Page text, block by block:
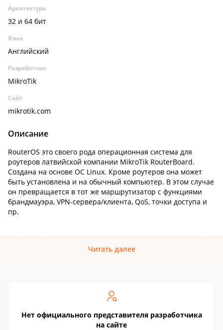
Архитектура
32 и 64 бит
Язык
Английский
Разработчик
MikroTik
Сайт
mikrotik.com
Описание
RouterOS это своего рода операционная система для
роутеров латвийской компании MikroTik RouterBoard.
Создана на основе ОС Linux. Кроме роутеров она может
быть установлена и на обычный компьютер. В этом случае
он превращается в тот же маршрутизатор с функциями
брандмауэра, VPN-сервера/клиента, QoS, точки доступа и
пр.
Читать далее
Нет официального представителя разработчика
на сайте